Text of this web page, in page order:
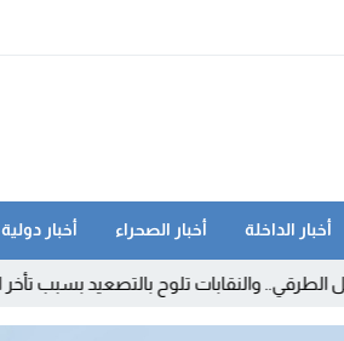
أخبار الداخلة أخبار الصحراء أخبار دولية
تلوح بالتصعيد بسبب تأخر الدعم الحكومي